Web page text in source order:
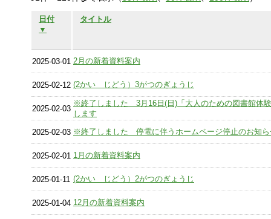
日付
▼
タイトル
2025-03-01 2月の新着資料案内
2025-02-12 (2かい じどう）3がつのぎょうじ
2025-02-03
※終了しました 3月16日(日)「大人のための図書館体
します
2025-02-03 ※終了しました 停電に伴うホームページ停止のお知ら
2025-02-01 1月の新着資料案内
2025-01-11 (2かい じどう）2がつのぎょうじ
2025-01-04 12月の新着資料案内